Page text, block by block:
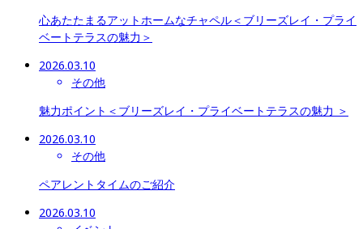
心あたたまるアットホームなチャペル＜ブリーズレイ・プライ
ベートテラスの魅力＞
2026.03.10
その他
魅力ポイント＜ブリーズレイ・プライベートテラスの魅力 ＞
2026.03.10
その他
ペアレントタイムのご紹介
2026.03.10